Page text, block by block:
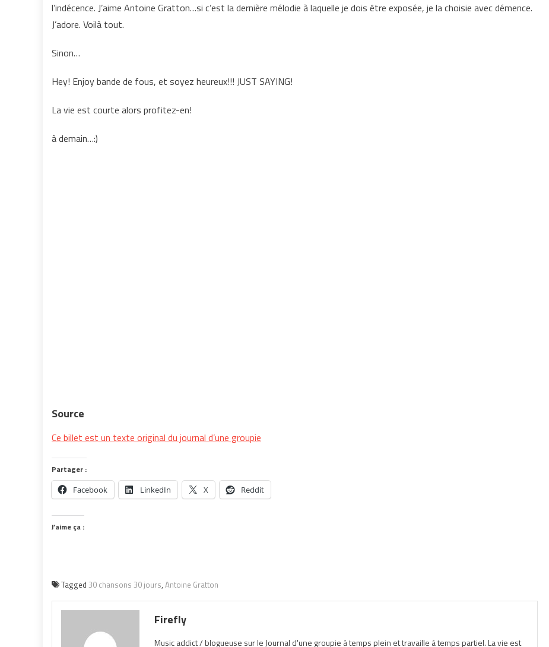
l’indécence. J’aime Antoine Gratton…si c’est la dernière mélodie à laquelle je dois être exposée, je la choisie avec démence.
J’adore. Voilà tout.
Sinon…
Hey! Enjoy bande de fous, et soyez heureux!!! JUST SAYING!
La vie est courte alors profitez-en!
à demain…:)
Source
Ce billet est un texte original du journal d’une groupie
Partager :
Facebook LinkedIn X Reddit
J’aime ça :
Tagged 30 chansons 30 jours, Antoine Gratton
Firefly
Music addict / blogueuse sur le Journal d'une groupie à temps plein et travaille à temps partiel. La vie est